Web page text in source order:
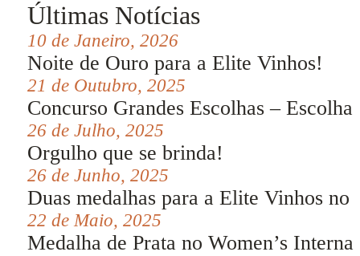
Últimas Notícias
10 de Janeiro, 2026
Noite de Ouro para a Elite Vinhos!
21 de Outubro, 2025
Concurso Grandes Escolhas –
26 de Julho, 2025
Orgulho que se brinda!
26 de Junho, 2025
Duas medalhas para a Elite Vinhos
22 de Maio, 2025
Medalha de Prata no Women’s